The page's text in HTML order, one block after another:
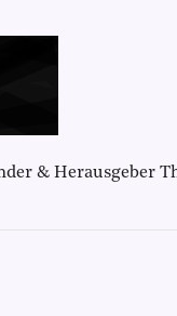
& Herausgeber